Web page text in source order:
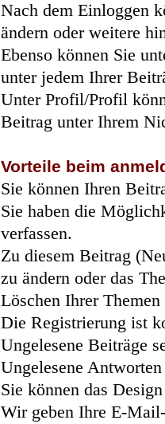
Nach dem Einloggen
ändern oder weitere
Ebenso können Sie
unter jedem Ihrer
Unter Profil/Profil
Beitrag unter Ihrem
Vorteile beim
Sie können Ihren
Sie haben die
verfassen.
Zu diesem Beitrag
zu ändern oder das
Löschen Ihrer
Die Registrierung ist
Ungelesene Beiträge
Ungelesene
Sie können das
Wir geben Ihre E-